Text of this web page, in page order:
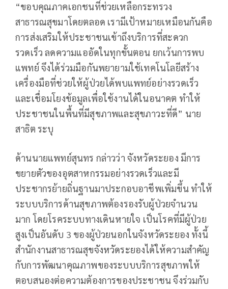
“ขอบคุณภาคเอกชนที่ช่วยเหลือกระทรวง
สาธารณสุขมาโดยตลอด เรามีเป้าหมายเหมือนกันคือ
การส่งเสริมให้ประชาชนเข้าถึงบริการที่สะดวก
รวดเร็ว ลดความแออัดในทุกขั้นตอน ยกเว้นการพบ
แพทย์ จึงได้ร่วมมือกันพยายามใช้เทคโนโลยีสร้าง
เครื่องมือที่ช่วยให้ผู้ป่วยได้พบแพทย์อย่างรวดเร็ว
และเชื่อมโยงข้อมูลเพื่อใช้งานได้ในอนาคต ทำให้
ประชาชนในพื้นที่มีสุขภาพและสุขภาวะที่ดี” นาย
สาธิต ระบุ
ด้านนายแพทย์สุนทร กล่าวว่า จังหวัดระยอง มีการ
ขยายตัวของอุตสาหกรรมอย่างรวดเร็วและมี
ประชากรย้ายถิ่นฐานมาประกอบอาชีพเพิ่มขึ้น ทำให้
ระบบบริการด้านสุขภาพต้องรองรับผู้ป่วยจำนวน
มาก โดยโรคระบบทางเดินหายใจ เป็นโรคที่มีผู้ป่วย
สูงเป็นอันดับ 3 ของผู้ป่วยนอกในจังหวัดระยอง ทั้งนี้
สำนักงานสาธารณสุขจังหวัดระยองได้ให้ความสำคัญ
กับการพัฒนาคุณภาพของระบบบริการสุขภาพให้
ตอบสนองต่อความต้องการของประชาชน จึงร่วมกับ